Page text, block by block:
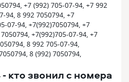
+7 (992) 705-07-94, +7 992
94, 8 992 7050794, +7
07-94, +7(992)7050794, +7
+7(992)705-07-94, +7
8 992 705-07-94,
8 (992) 7050794,
кто звонил с номера